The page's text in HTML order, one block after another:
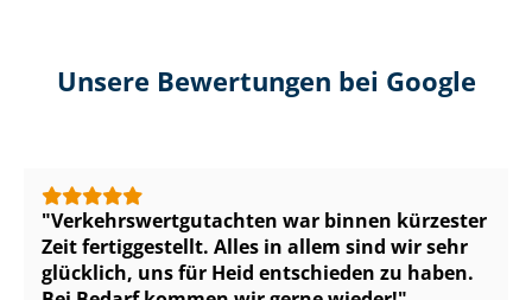
Unsere Bewertungen bei Google
Ver­kehrs­wert­gut­ach­ten war binnen kürzester
Zeit fertiggestellt. Alles in allem sind wir sehr
glücklich, uns für Heid entschieden zu haben.